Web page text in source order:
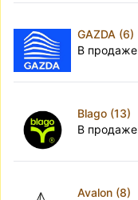
GAZDA (6)
В продаже
Blago (13)
В продаже
Avalon (8)